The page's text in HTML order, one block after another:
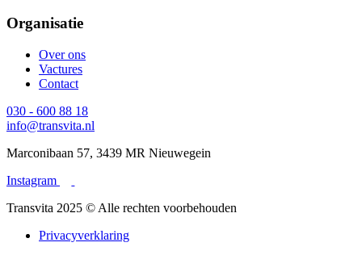
Organisatie
Over ons
Vactures
Contact
030 - 600 88 18
info@transvita.nl
Marconibaan 57, 3439 MR Nieuwegein
Instagram
Transvita 2025 © Alle rechten voorbehouden
Privacyverklaring